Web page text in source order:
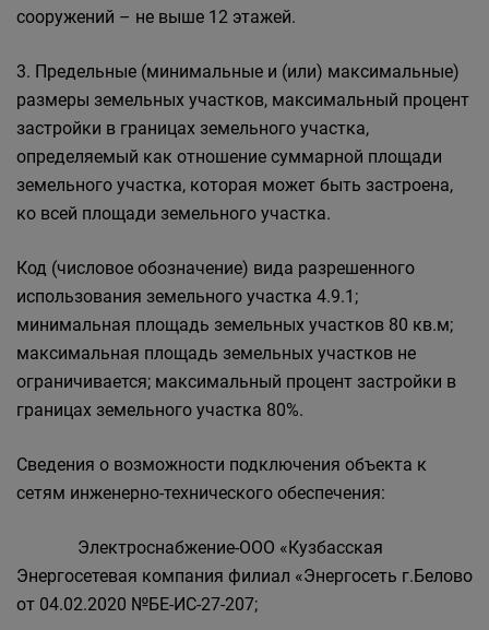
сооружений – не выше 12 этажей.
3. Предельные (минимальные и (или) максимальные)
размеры земельных участков, максимальный процент
застройки в границах земельного участка,
определяемый как отношение суммарной площади
земельного участка, которая может быть застроена,
ко всей площади земельного участка.
Код (числовое обозначение) вида разрешенного
использования земельного участка 4.9.1;
минимальная площадь земельных участков 80 кв.м;
максимальная площадь земельных участков не
ограничивается; максимальный процент застройки в
границах земельного участка 80%.
Сведения о возможности подключения объекта к
сетям инженерно-технического обеспечения:
Электроснабжение-ООО «Кузбасская
Энергосетевая компания филиал «Энергосеть г.Белово
от 04.02.2020 №БЕ-ИС-27-207;